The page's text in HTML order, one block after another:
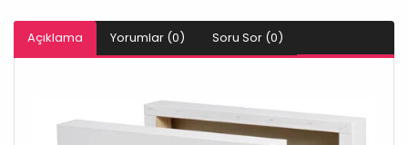
Açıklama Yorumlar (0) Soru Sor (0)